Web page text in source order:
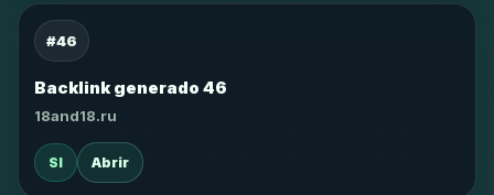
#46
Backlink generado 46
18and18.ru
SI Abrir